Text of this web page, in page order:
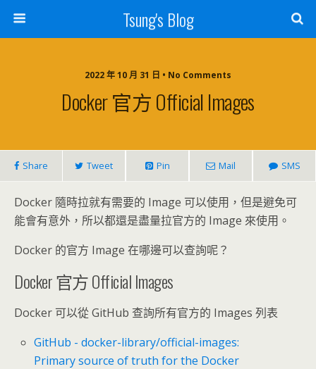
Tsung's Blog
2022 年 10 月 31 日 • No Comments
Docker 官方 Official Images
Share Tweet Pin Mail SMS
Docker 隨時拉就有需要的 Image 可以使用，但是避免可
能會有意外，所以都還是盡量拉官方的 Image 來使用。
Docker 的官方 Image 在哪邊可以查詢呢？
Docker 官方 Official Images
Docker 可以從 GitHub 查詢所有官方的 Images 列表
GitHub - docker-library/official-images:
Primary source of truth for the Docker